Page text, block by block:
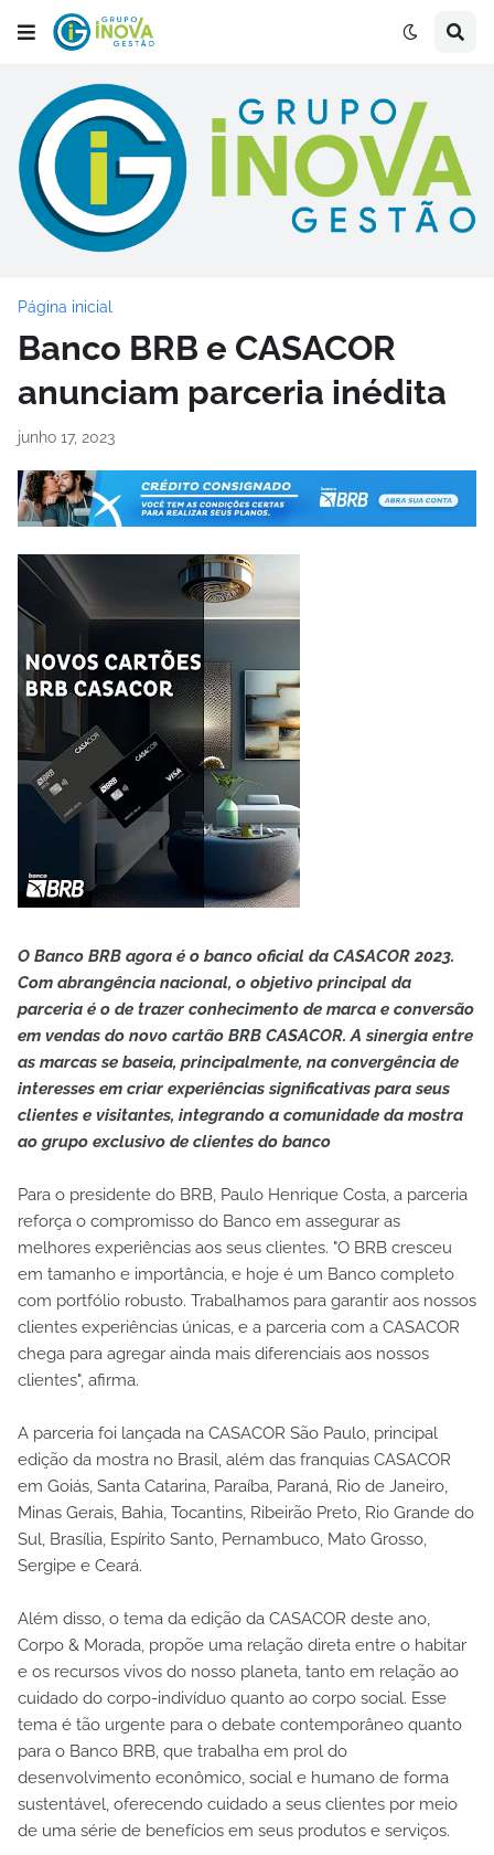
Página inicial
Banco BRB e CASACOR
anunciam parceria inédita
junho 17, 2023
O Banco BRB agora é o banco oficial da CASACOR 2023.
Com abrangência nacional, o objetivo principal da
parceria é o de trazer conhecimento de marca e conversão
em vendas do novo cartão BRB CASACOR. A sinergia entre
as marcas se baseia, principalmente, na convergência de
interesses em criar experiências significativas para seus
clientes e visitantes, integrando a comunidade da mostra
ao grupo exclusivo de clientes do banco
Para o presidente do BRB, Paulo Henrique Costa, a parceria
reforça o compromisso do Banco em assegurar as
melhores experiências aos seus clientes. "O BRB cresceu
em tamanho e importância, e hoje é um Banco completo
com portfólio robusto. Trabalhamos para garantir aos nossos
clientes experiências únicas, e a parceria com a CASACOR
chega para agregar ainda mais diferenciais aos nossos
clientes", afirma.
A parceria foi lançada na CASACOR São Paulo, principal
edição da mostra no Brasil, além das franquias CASACOR
em Goiás, Santa Catarina, Paraíba, Paraná, Rio de Janeiro,
Minas Gerais, Bahia, Tocantins, Ribeirão Preto, Rio Grande do
Sul, Brasília, Espírito Santo, Pernambuco, Mato Grosso,
Sergipe e Ceará.
Além disso, o tema da edição da CASACOR deste ano,
Corpo & Morada, propõe uma relação direta entre o habitar
e os recursos vivos do nosso planeta, tanto em relação ao
cuidado do corpo-indivíduo quanto ao corpo social. Esse
tema é tão urgente para o debate contemporâneo quanto
para o Banco BRB, que trabalha em prol do
desenvolvimento econômico, social e humano de forma
sustentável, oferecendo cuidado a seus clientes por meio
de uma série de benefícios em seus produtos e serviços.